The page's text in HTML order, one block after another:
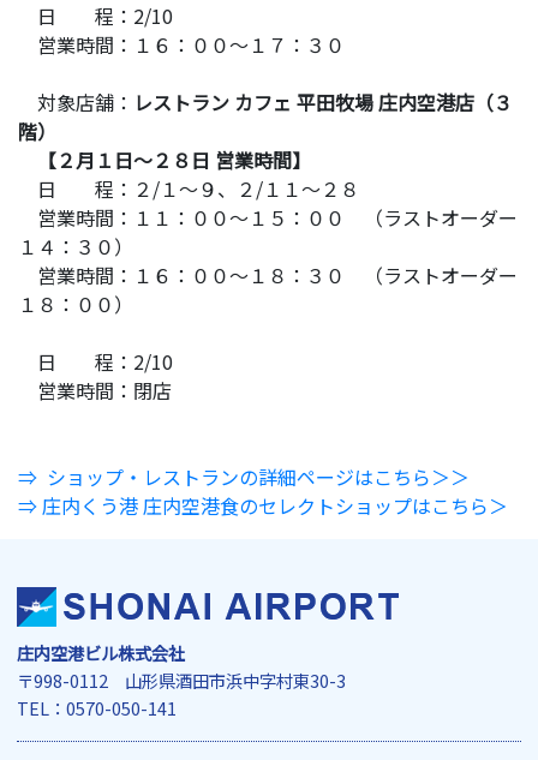
日 程：2/10
営業時間：１６：００～１７：３０
対象店舗： レストラン カフェ 平田牧場 庄内空港店（３
階）
【２月１日～２８日 営業時間】
日 程：２/１～９、２/１１～２８
営業時間：１１：００～１５：００ （ラストオーダー
１４：３０）
営業時間：１６：００～１８：３０ （ラストオーダー
１８：００）
日 程：2/10
営業時間：閉店
ショップ・レストランの詳細ページはこちら＞＞
⇒ 庄内くう港 庄内空港食のセレクトショップはこちら＞
庄内空港ビル株式会社
〒998-0112 山形県酒田市浜中字村東30-3
TEL：0570-050-141